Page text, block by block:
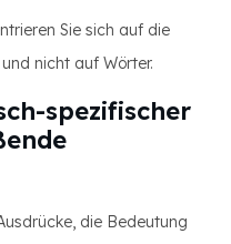
Sie sich auf die
nicht auf Wörter.
spezifischer
die Bedeutung